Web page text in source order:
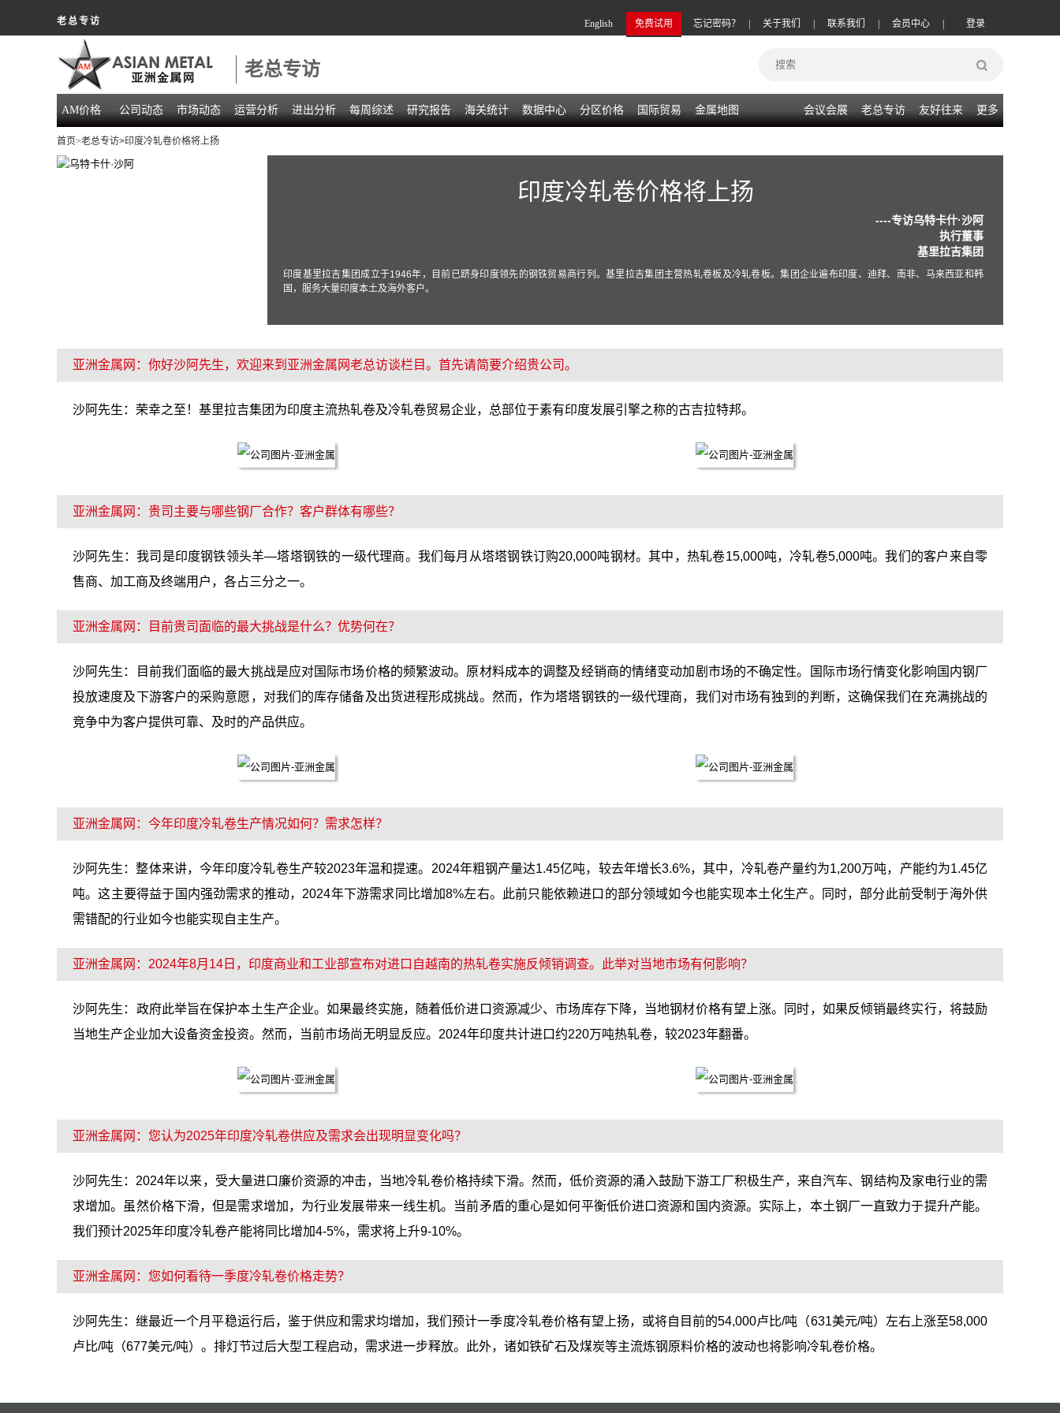
老总专访 登录
会员中心
联系我们
关于我们
忘记密码？
免费试用
English
老总专访
AM价格 公司动态 市场动态 运营分析 进出分析 每周综述 研究报告 海关统计 数据中心 分区价格 国际贸易 金属地图 会议会展 老总专访 友好往来 更多
首页>老总专访>印度冷轧卷价格将上扬
印度冷轧卷价格将上扬
----专访乌特卡什·沙阿
执行董事
基里拉吉集团
印度基里拉吉集团成立于1946年，目前已跻身印度领先的钢铁贸易商行列。基里拉吉集团主营热轧卷板及冷轧卷板。集团企业遍布印度、迪拜、南非、马来西亚和韩
国，服务大量印度本土及海外客户。
亚洲金属网：你好沙阿先生，欢迎来到亚洲金属网老总访谈栏目。首先请简要介绍贵公司。
沙阿先生：荣幸之至！基里拉吉集团为印度主流热轧卷及冷轧卷贸易企业，总部位于素有印度发展引擎之称的古吉拉特邦。
亚洲金属网：贵司主要与哪些钢厂合作？客户群体有哪些？
沙阿先生：我司是印度钢铁领头羊—塔塔钢铁的一级代理商。我们每月从塔塔钢铁订购20,000吨钢材。其中，热轧卷15,000吨，冷轧卷5,000吨。我们的客户来自零
售商、加工商及终端用户，各占三分之一。
亚洲金属网：目前贵司面临的最大挑战是什么？优势何在？
沙阿先生：目前我们面临的最大挑战是应对国际市场价格的频繁波动。原材料成本的调整及经销商的情绪变动加剧市场的不确定性。国际市场行情变化影响国内钢厂
投放速度及下游客户的采购意愿，对我们的库存储备及出货进程形成挑战。然而，作为塔塔钢铁的一级代理商，我们对市场有独到的判断，这确保我们在充满挑战的
竞争中为客户提供可靠、及时的产品供应。
亚洲金属网：今年印度冷轧卷生产情况如何？需求怎样？
沙阿先生：整体来讲，今年印度冷轧卷生产较2023年温和提速。2024年粗钢产量达1.45亿吨，较去年增长3.6%，其中，冷轧卷产量约为1,200万吨，产能约为1.45亿
吨。这主要得益于国内强劲需求的推动，2024年下游需求同比增加8%左右。此前只能依赖进口的部分领域如今也能实现本土化生产。同时，部分此前受制于海外供
需错配的行业如今也能实现自主生产。
亚洲金属网：2024年8月14日，印度商业和工业部宣布对进口自越南的热轧卷实施反倾销调查。此举对当地市场有何影响？
沙阿先生：政府此举旨在保护本土生产企业。如果最终实施，随着低价进口资源减少、市场库存下降，当地钢材价格有望上涨。同时，如果反倾销最终实行，将鼓励
当地生产企业加大设备资金投资。然而，当前市场尚无明显反应。2024年印度共计进口约220万吨热轧卷，较2023年翻番。
亚洲金属网：您认为2025年印度冷轧卷供应及需求会出现明显变化吗？
沙阿先生：2024年以来，受大量进口廉价资源的冲击，当地冷轧卷价格持续下滑。然而，低价资源的涌入鼓励下游工厂积极生产，来自汽车、钢结构及家电行业的需
求增加。虽然价格下滑，但是需求增加，为行业发展带来一线生机。当前矛盾的重心是如何平衡低价进口资源和国内资源。实际上，本土钢厂一直致力于提升产能。
我们预计2025年印度冷轧卷产能将同比增加4-5%，需求将上升9-10%。
亚洲金属网：您如何看待一季度冷轧卷价格走势？
沙阿先生：继最近一个月平稳运行后，鉴于供应和需求均增加，我们预计一季度冷轧卷价格有望上扬，或将自目前的54,000卢比/吨（631美元/吨）左右上涨至58,000
卢比/吨（677美元/吨）。排灯节过后大型工程启动，需求进一步释放。此外，诸如铁矿石及煤炭等主流炼钢原料价格的波动也将影响冷轧卷价格。